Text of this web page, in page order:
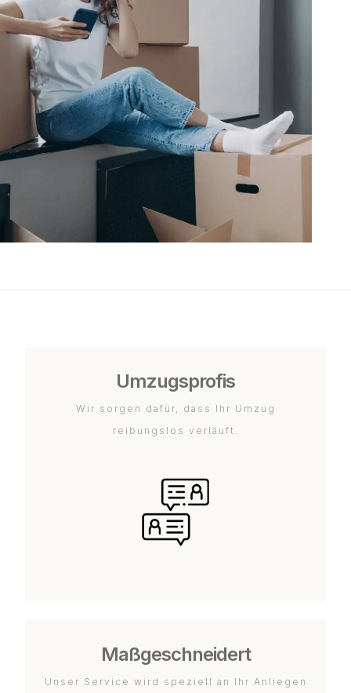
Umzugsprofis
Wir sorgen dafür, dass Ihr Umzug
reibungslos verläuft.
Maßgeschneidert
Unser Service wird speziell an Ihr Anliegen